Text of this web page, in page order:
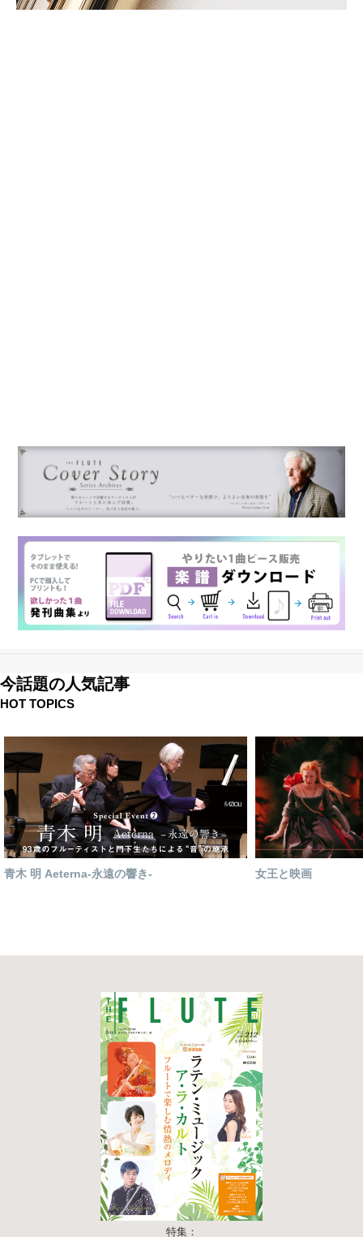
今話題の人気記事
HOT TOPICS
青木 明 Aeterna-永遠の響き- 女王と映画
特集：